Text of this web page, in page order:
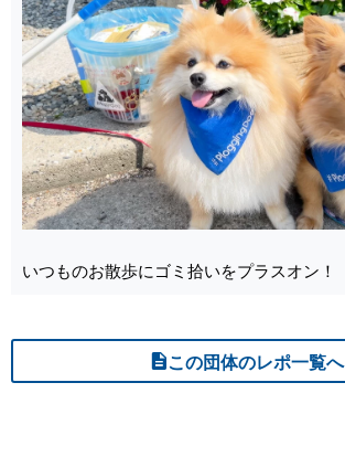
いつものお散歩にゴミ拾いをプラスオン！
この団体のレポ一覧へ